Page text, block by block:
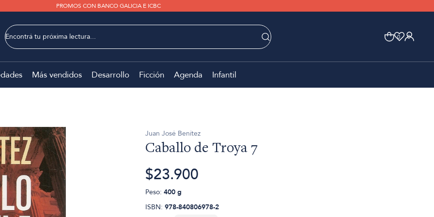
PROMOS CON BANCO GALICIA E ICBC
0 0
Más vendidos Desarrollo Ficción Agenda Infantil
Juan José Benítez
Caballo de Troya 7
$23.900
Peso: 400 g
ISBN: 978-840806978-2